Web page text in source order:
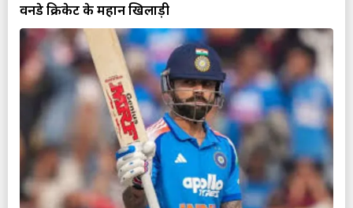
वनडे क्रिकेट के महान खिलाड़ी